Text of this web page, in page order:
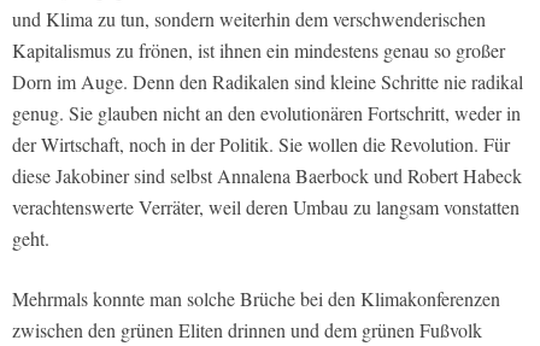
und Klima zu tun, sondern weiterhin dem verschwenderischen
Kapitalismus zu frönen, ist ihnen ein mindestens genau so großer
Dorn im Auge. Denn den Radikalen sind kleine Schritte nie radikal
genug. Sie glauben nicht an den evolutionären Fortschritt, weder in
der Wirtschaft, noch in der Politik. Sie wollen die Revolution. Für
diese Jakobiner sind selbst Annalena Baerbock und Robert Habeck
verachtenswerte Verräter, weil deren Umbau zu langsam vonstatten
geht.
Mehrmals konnte man solche Brüche bei den Klimakonferenzen
zwischen den grünen Eliten drinnen und dem grünen Fußvolk